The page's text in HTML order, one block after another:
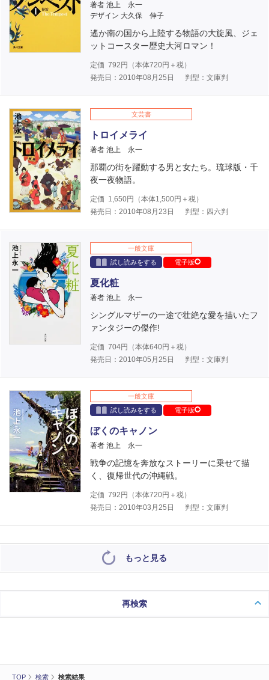
TOP 検索 検索結果
著者 池上 永一
デザイン 大久保 伸子
遙か南の国から上陸する物語の大旋風、ジェ
ットコースター歴史大河ロマン！
定価 792 円（本体720円＋税）
発売日：2010年08月25日
判型：文庫判
文芸書
トロイメライ
著者 池上 永一
那覇の街を躍動する男と女たち。琉球版・千
夜一夜物語。
定価 1,650円（本体1,500円＋税）
発売日：2010年08月23日
判型：四六判
一般文庫
試し読みをする
電子版
夏化粧
著者 池上 永一
シングルマザーの一途で壮絶な愛を描いたフ
ァンタジーの傑作!
定価 704円（本体640円＋税）
発売日：2010年05月25日
判型：文庫判
一般文庫
試し読みをする
電子版
ぼくのキャノン
著者 池上 永一
戦争の記憶を奔放なストーリーに乗せて描
く、復帰世代の沖縄戦。
定価 792 円（本体720円＋税）
発売日：2010年03月25日
判型：文庫判
もっと見る
再検索